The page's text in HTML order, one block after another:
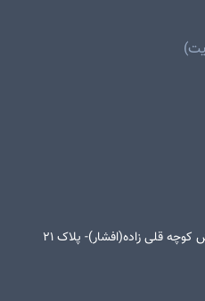
کوچه قلی زاده(افشار)- پلاک ۲۱